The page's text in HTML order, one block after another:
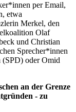
per Email,
etwa
Merkel, den
Olaf
und Christian
Sprecher*innen
(SPD) oder Omid
an der Grenze
- zu